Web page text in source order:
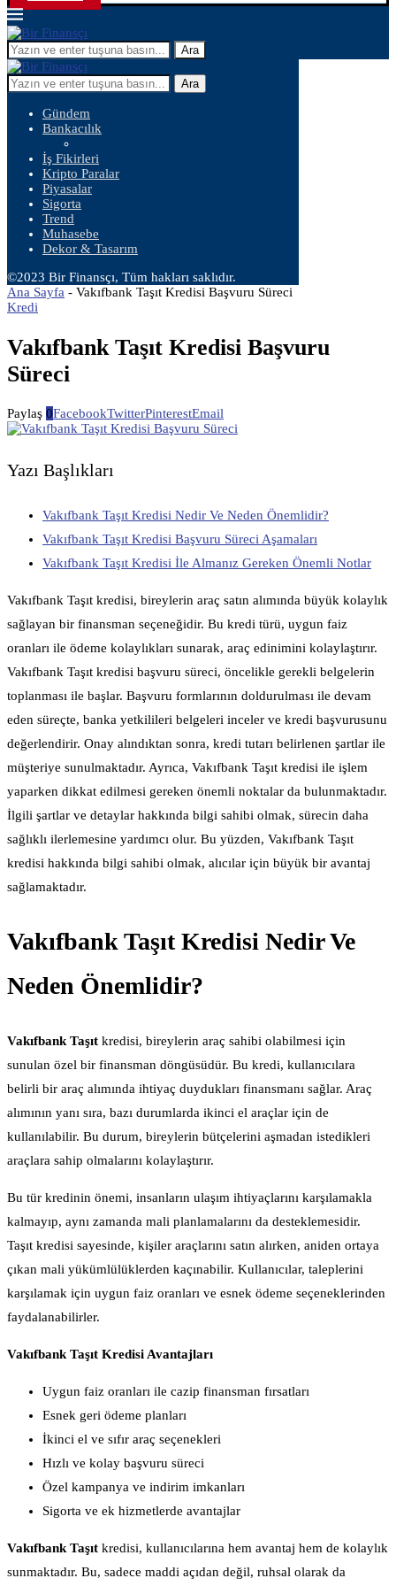
Ara
Ara
Gündem
Bankacılık
İş Fikirleri
Kripto Paralar
Piyasalar
Sigorta
Trend
Muhasebe
Dekor & Tasarım
©2023 Bir Finansçı, Tüm hakları saklıdır.
Ana Sayfa - Vakıfbank Taşıt Kredisi Başvuru Süreci
Kredi
Vakıfbank Taşıt Kredisi Başvuru
Süreci
Paylaş 0FacebookTwitterPinterestEmail
Yazı Başlıkları
Vakıfbank Taşıt Kredisi Nedir Ve Neden Önemlidir?
Vakıfbank Taşıt Kredisi Başvuru Süreci Aşamaları
Vakıfbank Taşıt Kredisi İle Almanız Gereken Önemli Notlar
Vakıfbank Taşıt kredisi, bireylerin araç satın alımında büyük kolaylık
sağlayan bir finansman seçeneğidir. Bu kredi türü, uygun faiz
oranları ile ödeme kolaylıkları sunarak, araç edinimini kolaylaştırır.
Vakıfbank Taşıt kredisi başvuru süreci, öncelikle gerekli belgelerin
toplanması ile başlar. Başvuru formlarının doldurulması ile devam
eden süreçte, banka yetkilileri belgeleri inceler ve kredi başvurusunu
değerlendirir. Onay alındıktan sonra, kredi tutarı belirlenen şartlar ile
müşteriye sunulmaktadır. Ayrıca, Vakıfbank Taşıt kredisi ile işlem
yaparken dikkat edilmesi gereken önemli noktalar da bulunmaktadır.
İlgili şartlar ve detaylar hakkında bilgi sahibi olmak, sürecin daha
sağlıklı ilerlemesine yardımcı olur. Bu yüzden, Vakıfbank Taşıt
kredisi hakkında bilgi sahibi olmak, alıcılar için büyük bir avantaj
sağlamaktadır.
Vakıfbank Taşıt Kredisi Nedir Ve
Neden Önemlidir?
Vakıfbank Taşıt kredisi, bireylerin araç sahibi olabilmesi için
sunulan özel bir finansman döngüsüdür. Bu kredi, kullanıcılara
belirli bir araç alımında ihtiyaç duydukları finansmanı sağlar. Araç
alımının yanı sıra, bazı durumlarda ikinci el araçlar için de
kullanılabilir. Bu durum, bireylerin bütçelerini aşmadan istedikleri
araçlara sahip olmalarını kolaylaştırır.
Bu tür kredinin önemi, insanların ulaşım ihtiyaçlarını karşılamakla
kalmayıp, aynı zamanda mali planlamalarını da desteklemesidir.
Taşıt kredisi sayesinde, kişiler araçlarını satın alırken, aniden ortaya
çıkan mali yükümlülüklerden kaçınabilir. Kullanıcılar, taleplerini
karşılamak için uygun faiz oranları ve esnek ödeme seçeneklerinden
faydalanabilirler.
Vakıfbank Taşıt Kredisi Avantajları
Uygun faiz oranları ile cazip finansman fırsatları
Esnek geri ödeme planları
İkinci el ve sıfır araç seçenekleri
Hızlı ve kolay başvuru süreci
Özel kampanya ve indirim imkanları
Sigorta ve ek hizmetlerde avantajlar
Vakıfbank Taşıt kredisi, kullanıcılarına hem avantaj hem de kolaylık
sunmaktadır. Bu, sadece maddi açıdan değil, ruhsal olarak da